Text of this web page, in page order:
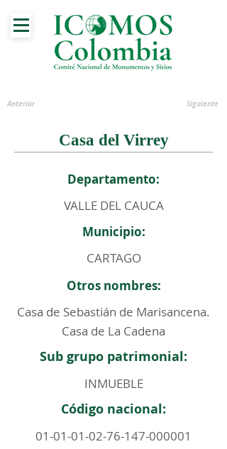
Anterior Siguiente
Casa del Virrey
Departamento:
VALLE DEL CAUCA
Municipio:
CARTAGO
Otros nombres:
Casa de Sebastián de Marisancena.
Casa de La Cadena
Sub grupo patrimonial:
INMUEBLE
Código nacional:
01-01-01-02-76-147-000001